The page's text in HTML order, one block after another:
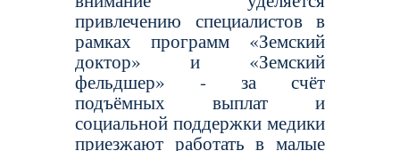
привлечению специалистов в
рамках программ «Земский
доктор» и «Земский
фельдшер» - за счёт
подъёмных выплат и
социальной поддержки медики
приезжают работать в малые